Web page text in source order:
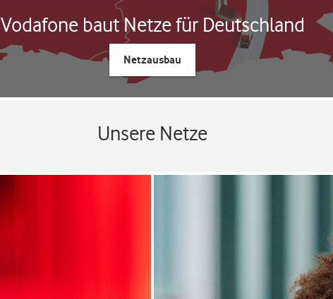
Vodafone baut Netze für Deutschland
Netzausbau
Unsere Netze